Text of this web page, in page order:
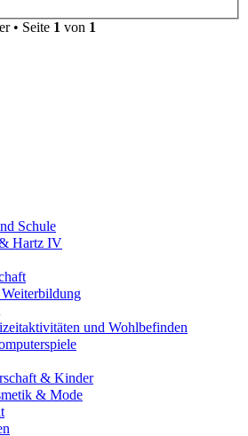
• Seite 1 von 1
Schule
Hartz IV
und Wohlbefinden
& Kinder
& Mode